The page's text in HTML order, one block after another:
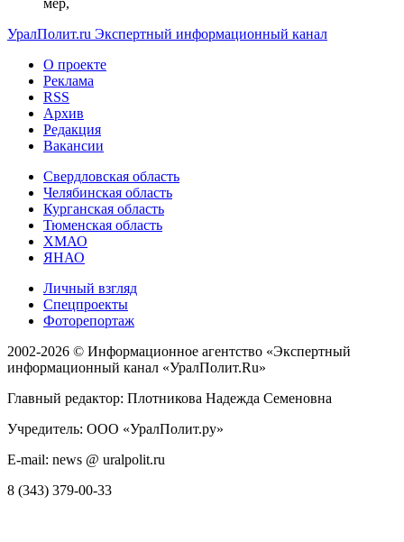
мер,
УралПолит.ru Экспертный информационный канал
О проекте
Реклама
RSS
Архив
Редакция
Вакансии
Свердловская область
Челябинская область
Курганская область
Тюменская область
ХМАО
ЯНАО
Личный взгляд
Спецпроекты
Фоторепортаж
2002-2026 © Информационное агентство «Экспертный
информационный канал «УралПолит.Ru»
Главный редактор: Плотникова Надежда Семеновна
Учредитель: ООО «УралПолит.ру»
E-mail: news @ uralpolit.ru
8 (343) 379-00-33